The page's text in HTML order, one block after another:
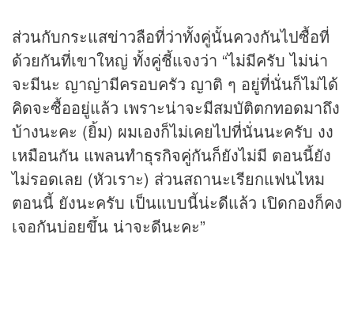
ส่วนกับกระแสข่าวลือที่ว่าทั้งคู่นั้นควงกันไปซื้อที่
ด้วยกันที่เขาใหญ่ ทั้งคู่ชี้แจงว่า “ไม่มีครับ ไม่น่า
จะมีนะ ญาญ่ามีครอบครัว ญาติ ๆ อยู่ที่นั่นก็ไม่ได้
คิดจะซื้ออยู่แล้ว เพราะน่าจะมีสมบัติตกทอดมาถึง
บ้างนะคะ (ยิ้ม) ผมเองก็ไม่เคยไปที่นั่นนะครับ งง
เหมือนกัน แพลนทำธุรกิจคู่กันก็ยังไม่มี ตอนนี้ยัง
ไม่รอดเลย (หัวเราะ) ส่วนสถานะเรียกแฟนไหม
ตอนนี้ ยังนะครับ เป็นแบบนี้น่ะดีแล้ว เปิดกองก็คง
เจอกันบ่อยขึ้น น่าจะดีนะคะ”